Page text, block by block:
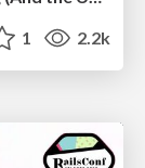
1 2.2k